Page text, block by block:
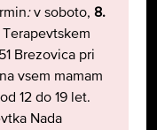
:v soboto, 8.
Brezovica pri
vsem mamam
12 do 19 let.
Nada